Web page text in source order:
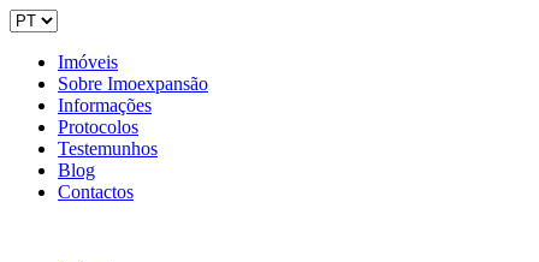
Imóveis
Sobre Imoexpansão
Informações
Protocolos
Testemunhos
Blog
Contactos